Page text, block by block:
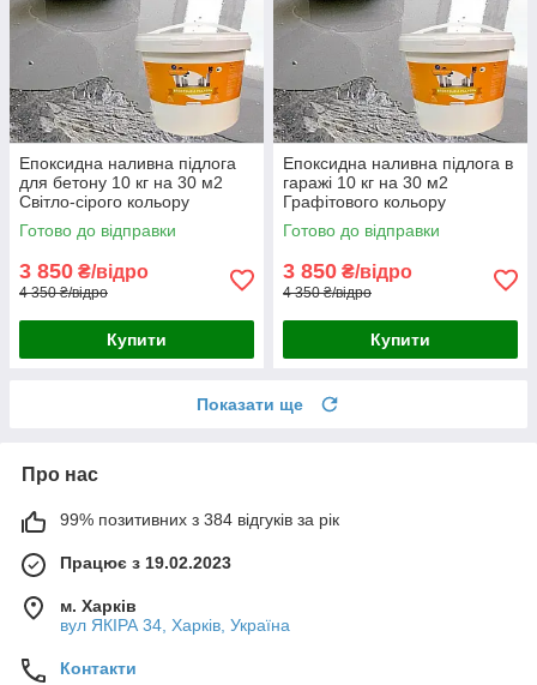
Епоксидна наливна підлога
для бетону 10 кг на 30 м2
Світло-сірого кольору
Готово до відправки
3 850 ₴/відро
4 350 ₴/відро
Купити
Епоксидна наливна підлога в
гаражі 10 кг на 30 м2
Графітового кольору
Готово до відправки
3 850 ₴/відро
4 350 ₴/відро
Купити
Показати ще
Про нас
99% позитивних з 384 відгуків за рік
Працює з 19.02.2023
м. Харків
вул ЯКІРА 34, Харків, Україна
Контакти